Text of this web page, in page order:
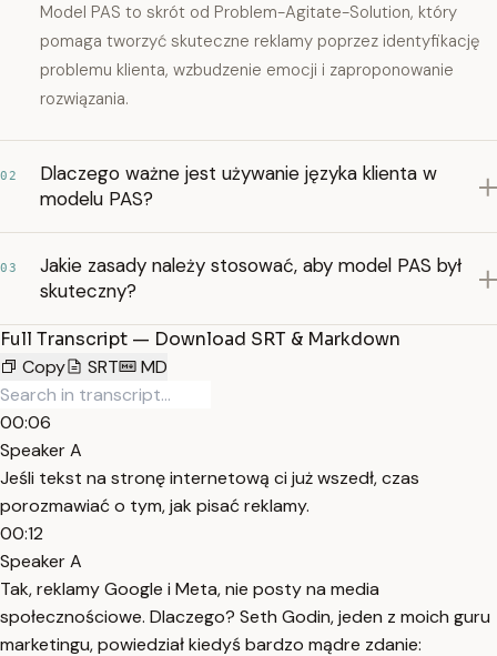
Model PAS to skrót od Problem-Agitate-Solution, który
pomaga tworzyć skuteczne reklamy poprzez identyfikację
problemu klienta, wzbudzenie emocji i zaproponowanie
rozwiązania.
02
Dlaczego ważne jest używanie języka klienta w
modelu PAS?
03
Jakie zasady należy stosować, aby model PAS był
skuteczny?
Full Transcript — Download SRT & Markdown
Copy
SRT MD
00:06
Speaker A
Jeśli tekst na stronę internetową ci już wszedł, czas
porozmawiać o tym, jak pisać reklamy.
00:12
Speaker A
Tak, reklamy Google i Meta, nie posty na media
społecznościowe. Dlaczego? Seth Godin, jeden z moich guru
marketingu, powiedział kiedyś bardzo mądre zdanie: